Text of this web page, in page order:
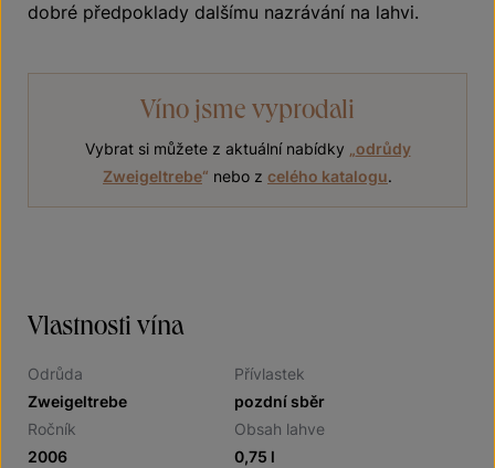
dobré předpoklady dalšímu nazrávání na lahvi.
Víno jsme vyprodali
Vybrat si můžete z aktuální nabídky
odrůdy
Zweigeltrebe“ nebo z celého katalogu.
Vlastnosti vína
Odrůda
Zweigeltrebe
Přívlastek
pozdní sběr
Ročník
2006
Obsah lahve
0,75 l